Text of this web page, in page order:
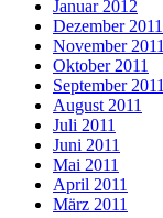
Januar 2012
Dezember 2011
November 2011
Oktober 2011
September 2011
August 2011
Juli 2011
Juni 2011
Mai 2011
April 2011
März 2011